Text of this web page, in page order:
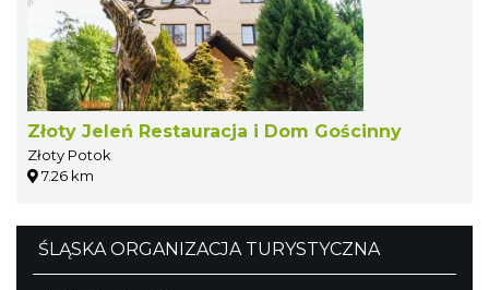
Złoty Jeleń Restauracja i Dom Gościnny
Złoty Potok
7.26 km
ŚLĄSKA ORGANIZACJA TURYSTYCZNA